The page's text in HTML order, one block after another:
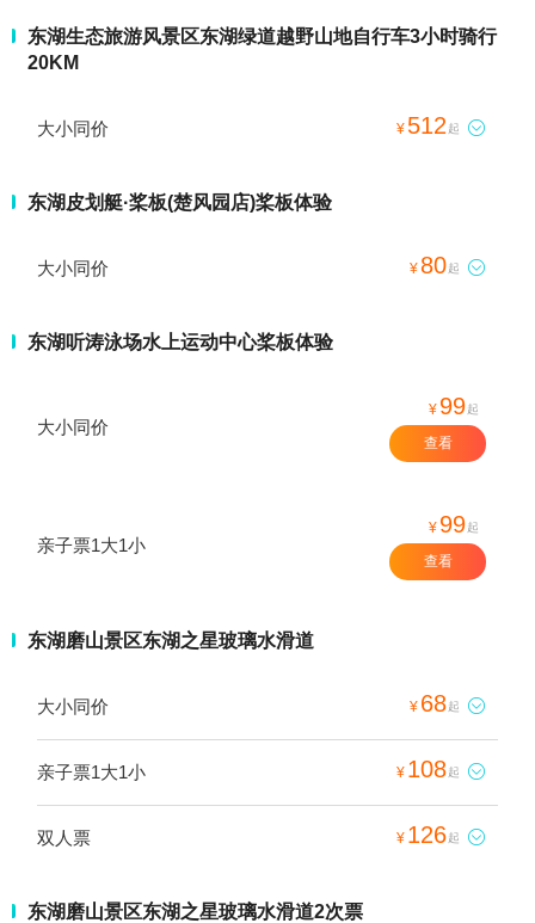
东湖生态旅游风景区东湖绿道越野山地自行车3小时骑行
20KM
大小同价 ¥ 512 起 
东湖皮划艇·桨板(楚风园店)桨板体验
大小同价 ¥ 80起 
东湖听涛泳场水上运动中心桨板体验
大小同价
¥ 99起
查看
亲子票1大1小
¥ 99起
查看
东湖磨山景区东湖之星玻璃水滑道
大小同价 ¥ 68起 
亲子票1大1小 ¥ 108起 
双人票 ¥ 126起 
东湖磨山景区东湖之星玻璃水滑道2次票